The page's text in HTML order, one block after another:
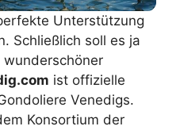
Unterstützung
Schließlich soll es ja
ist offizielle
Venedigs.
Konsortium der